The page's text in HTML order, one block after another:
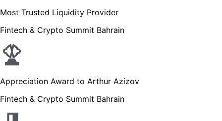
Most Trusted Liquidity Provider
Fintech & Crypto Summit Bahrain
Appreciation Award to Arthur Azizov
Fintech & Crypto Summit Bahrain